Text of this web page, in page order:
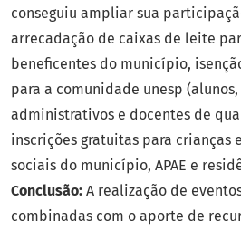
conseguiu ampliar sua
arrecadação de caixas de leite
beneficentes do município,
para a comunidade unesp
administrativos e docentes de
inscrições gratuitas para crianças
sociais do município, APAE e
Conclusão: A realização de
combinadas com o aporte de